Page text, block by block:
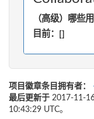
（高级）哪些
目前：[]
项目徽章条目拥有者：
最后更新于 2017-11-
10:43:29 UTC。